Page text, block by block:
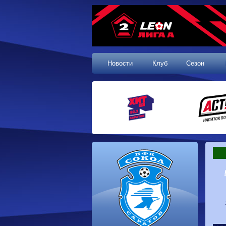
Новости Клуб Сезон
1 тур, 19.07.2026
1-1
Калуга
Динамо
0-0
Волгарь
0-0
Динамо-Брянск
2-1
Алания
1-2 Сибирь